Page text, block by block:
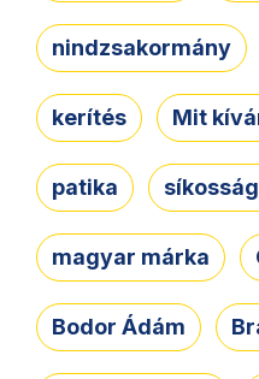
nindzsakormány
kerítés Mit
patika
magyar márka
Bodor Ádám